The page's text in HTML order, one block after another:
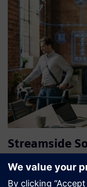
Streamside
Šildydami ir